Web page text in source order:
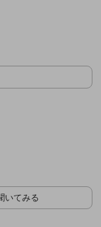
いてみる